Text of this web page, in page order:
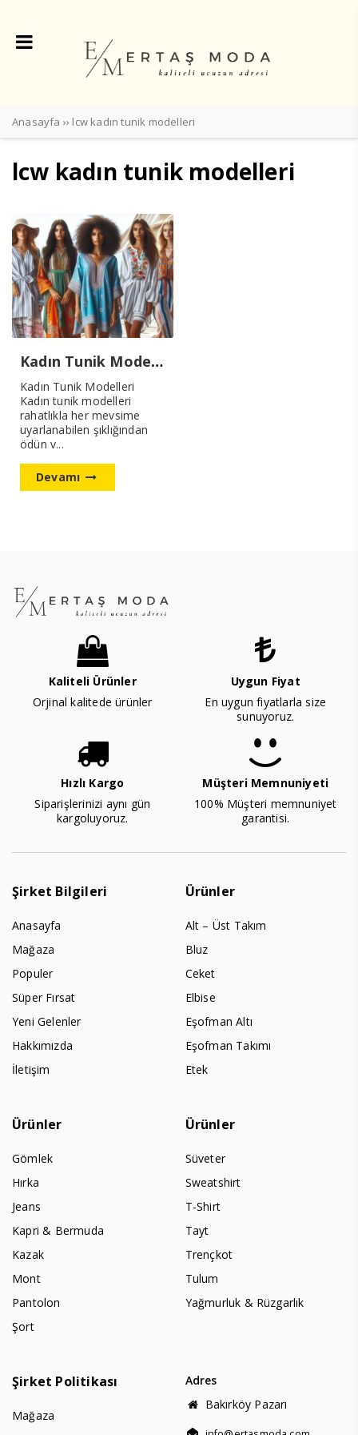
Anasayfa ›› lcw kadın tunik modelleri
lcw kadın tunik modelleri
Kadın Tunik Modelleri
Kadın Tunik Modelleri
Kadın tunik modelleri
rahatlıkla her mevsime
uyarlanabilen şıklığından
ödün v...
Devamı
Kaliteli Ürünler
Orjinal kalitede ürünler
Uygun Fiyat
En uygun fiyatlarla size
sunuyoruz.
Hızlı Kargo
Siparişlerinizi aynı gün
kargoluyoruz.
Müşteri Memnuniyeti
100% Müşteri memnuniyet
garantisi.
Şirket Bilgileri
Anasayfa
Mağaza
Populer
Süper Fırsat
Yeni Gelenler
Hakkımızda
İletişim
Ürünler
Alt – Üst Takım
Bluz
Ceket
Elbise
Eşofman Altı
Eşofman Takımı
Etek
Ürünler
Gömlek
Hırka
Jeans
Kapri & Bermuda
Kazak
Mont
Pantolon
Şort
Ürünler
Süveter
Sweatshirt
T-Shirt
Tayt
Trençkot
Tulum
Yağmurluk & Rüzgarlık
Şirket Politikası
Mağaza
Adres
Bakırköy Pazarı